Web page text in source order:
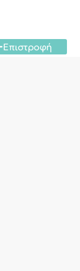
Επιστροφή